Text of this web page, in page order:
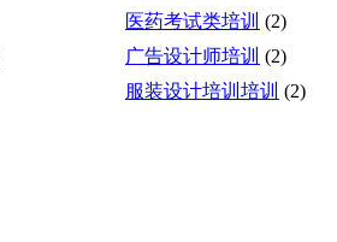
医药考试类培训 (2)
广告设计师培训 (2)
服装设计培训培训 (2)